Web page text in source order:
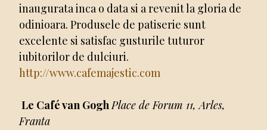
inaugurata inca o data si a revenit la gloria de
odinioara. Produsele de patiserie sunt
excelente si satisfac gusturile tuturor
iubitorilor de dulciuri.
http://www.cafemajestic.com
Le Café van GoghPlace de Forum 11, Arles,
Franta